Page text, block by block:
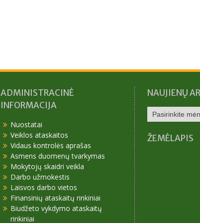
ADMINISTRACINĖ
INFORMACIJA
Nuostatai
Veiklos ataskaitos
Vidaus kontrolės aprašas
Asmens duomenų tvarkymas
Mokytojų skaidri veikla
Darbo užmokestis
Laisvos darbo vietos
Finansinių ataskaitų rinkiniai
Biudžeto vykdymo ataskaitų
rinkiniai
NAUJIENŲ
NAUJIENŲ
ARCHYVAS
ŽEMĖLAPIS